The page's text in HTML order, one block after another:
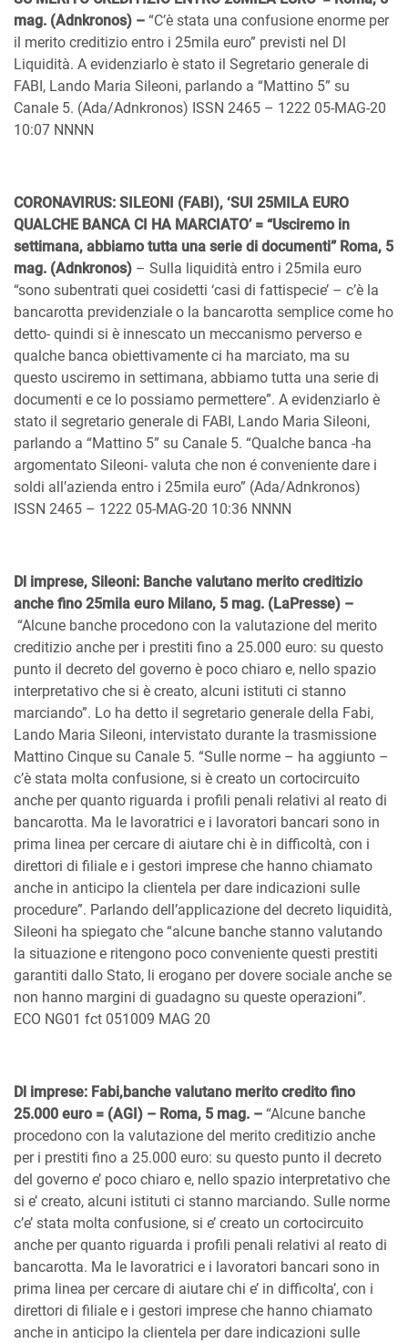
mag. (Adnkronos) – “C’è stata una confusione enorme per
il merito creditizio entro i 25mila euro” previsti nel Dl
Liquidità. A evidenziarlo è stato il Segretario generale di
FABI, Lando Maria Sileoni, parlando a “Mattino 5” su
Canale 5. (Ada/Adnkronos) ISSN 2465 – 1222 05-MAG-20
10:07 NNNN
CORONAVIRUS: SILEONI (FABI), ‘SUI 25MILA EURO
QUALCHE BANCA CI HA MARCIATO’ = “Usciremo in
settimana, abbiamo tutta una serie di documenti” Roma, 5
mag. (Adnkronos) – Sulla liquidità entro i 25mila euro
“sono subentrati quei cosidetti ‘casi di fattispecie’ – c’è la
bancarotta previdenziale o la bancarotta semplice come ho
detto- quindi si è innescato un meccanismo perverso e
qualche banca obiettivamente ci ha marciato, ma su
questo usciremo in settimana, abbiamo tutta una serie di
documenti e ce lo possiamo permettere”. A evidenziarlo è
stato il segretario generale di FABI, Lando Maria Sileoni,
parlando a “Mattino 5” su Canale 5. “Qualche banca -ha
argomentato Sileoni- valuta che non é conveniente dare i
soldi all’azienda entro i 25mila euro” (Ada/Adnkronos)
ISSN 2465 – 1222 05-MAG-20 10:36 NNNN
Dl imprese, Sileoni: Banche valutano merito creditizio
anche fino 25mila euro Milano, 5 mag. (LaPresse) –
“Alcune banche procedono con la valutazione del merito
creditizio anche per i prestiti fino a 25.000 euro: su questo
punto il decreto del governo è poco chiaro e, nello spazio
interpretativo che si è creato, alcuni istituti ci stanno
marciando”. Lo ha detto il segretario generale della Fabi,
Lando Maria Sileoni, intervistato durante la trasmissione
Mattino Cinque su Canale 5. “Sulle norme – ha aggiunto –
c’è stata molta confusione, si è creato un cortocircuito
anche per quanto riguarda i profili penali relativi al reato di
bancarotta. Ma le lavoratrici e i lavoratori bancari sono in
prima linea per cercare di aiutare chi è in difficoltà, con i
direttori di filiale e i gestori imprese che hanno chiamato
anche in anticipo la clientela per dare indicazioni sulle
procedure”. Parlando dell’applicazione del decreto liquidità,
Sileoni ha spiegato che “alcune banche stanno valutando
la situazione e ritengono poco conveniente questi prestiti
garantiti dallo Stato, li erogano per dovere sociale anche se
non hanno margini di guadagno su queste operazioni”.
ECO NG01 fct 051009 MAG 20
Dl imprese: Fabi,banche valutano merito credito fino
25.000 euro = (AGI) – Roma, 5 mag. – “Alcune banche
procedono con la valutazione del merito creditizio anche
per i prestiti fino a 25.000 euro: su questo punto il decreto
del governo e’ poco chiaro e, nello spazio interpretativo che
si e’ creato, alcuni istituti ci stanno marciando. Sulle norme
c’e’ stata molta confusione, si e’ creato un cortocircuito
anche per quanto riguarda i profili penali relativi al reato di
bancarotta. Ma le lavoratrici e i lavoratori bancari sono in
prima linea per cercare di aiutare chi e’ in difficolta’, con i
direttori di filiale e i gestori imprese che hanno chiamato
anche in anticipo la clientela per dare indicazioni sulle